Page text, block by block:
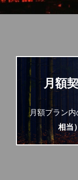
月額
月額プラン内
相当